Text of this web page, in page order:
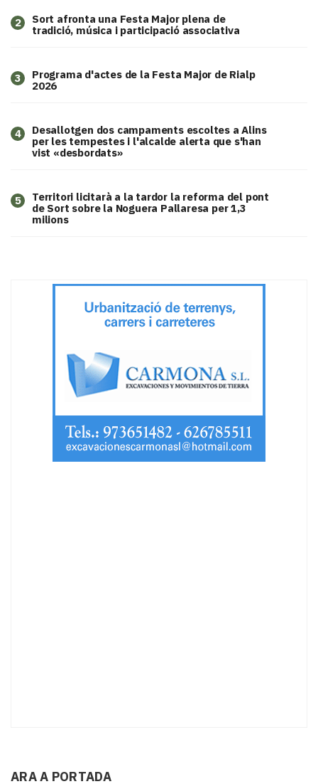
2
Sort afronta una Festa Major plena de
tradició, música i participació associativa
3
Programa d'actes de la Festa Major de Rialp
2026
4
​Desallotgen dos campaments escoltes a Alins
per les tempestes i l'alcalde alerta que s'han
vist «desbordats»
5
Territori licitarà a la tardor la reforma del pont
de Sort sobre la Noguera Pallaresa per 1,3
milions
ARA A PORTADA